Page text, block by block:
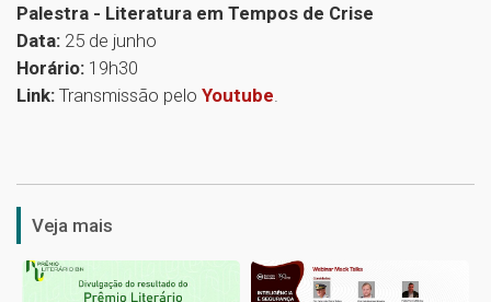
Palestra - Literatura em Tempos de Crise
Data: 25 de junho
Horário: 19h30
Link: Transmissão pelo Youtube
Veja mais